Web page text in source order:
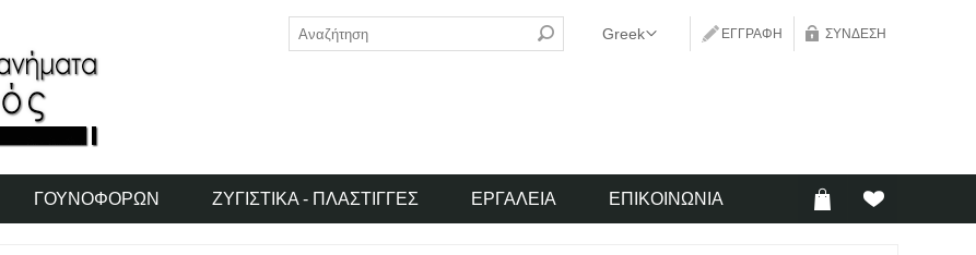
ΕΓΓΡΑΦΉ ΣΎΝΔΕΣΗ
ΓΟΥΝΟΦΌΡΩΝ ΖΥΓΙΣΤΙΚΆ - ΠΛΆΣΤΙΓΓΕΣ ΕΡΓΑΛΕΊΑ ΕΠΙΚΟΙΝΩΝΊΑ